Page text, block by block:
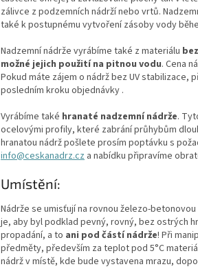
zálivce z podzemních nádrží nebo vrtů.
také k postupnému vytvoření zásoby vody
Nadzemní nádrže vyrábíme také z materiálu
možné jejich použití na pitnou vodu. Cena
Pokud máte zájem o nádrž bez UV
posledním kroku objednávky .
Vyrábíme také hranaté nadzemní nádrže.
ocelovými profily, které zabrání průhybům
hranatou nádrž pošlete prosím poptávku s
info@ceskanadrz.cz a nabídku připravíme
Umístění:
Nádrže se umisťují na rovnou železo-
je, aby byl podklad pevný, rovný, bez ostrých
propadání, a to ani pod částí nádrže! Při
předměty, především za teplot pod 5°C
nádrž v místě, kde bude vystavena mrazu,